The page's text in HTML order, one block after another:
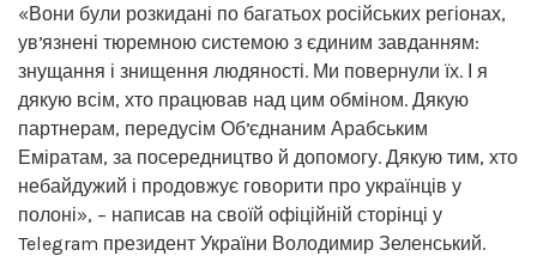
«Вони були розкидані по багатьох російських регіонах,
увʼязнені тюремною системою з єдиним завданням:
знущання і знищення людяності. Ми повернули їх. І я
дякую всім, хто працював над цим обміном. Дякую
партнерам, передусім Обʼєднаним Арабським
Еміратам, за посередництво й допомогу. Дякую тим, хто
небайдужий і продовжує говорити про українців у
полоні», – написав на своїй офіційній сторінці у
Telegram президент України Володимир Зеленський.